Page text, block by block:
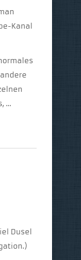
Kanal
…
Dusel